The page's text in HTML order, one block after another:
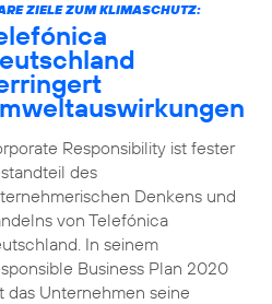
ZIELE ZUM KLIMASCHUTZ:
Responsibility ist fester
des
Denkens und
von Telefónica
In seinem
Business Plan 2020
das Unternehmen seine